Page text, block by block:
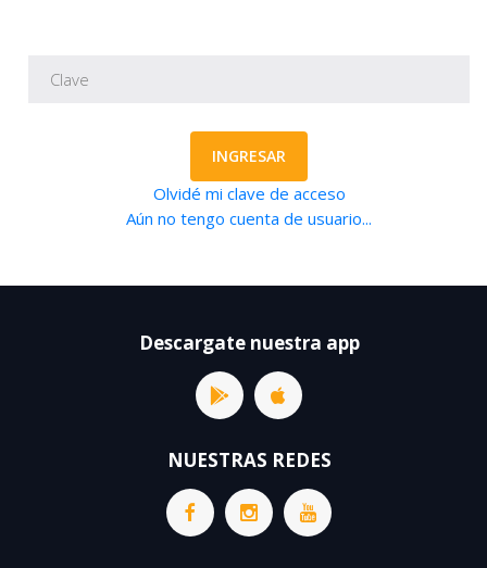
INGRESAR
Olvidé mi clave de acceso
Aún no tengo cuenta de usuario...
Descargate nuestra app
NUESTRAS REDES